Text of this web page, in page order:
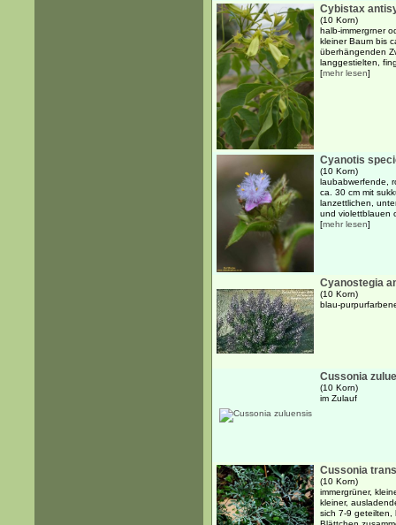
Cybistax
(10 Korn)
halb-immergrner
kleiner Baum bis
überhängenden
langgestielten,
[mehr lesen]
Cyanotis
(10 Korn)
laubabwerfende,
ca. 30 cm mit
lanzettlichen,
und violettblauen
[mehr lesen]
Cyanostegia
(10 Korn)
blau-
Cussonia
(10 Korn)
im Zulauf
Cussonia
(10 Korn)
immergrüner,
kleiner,
sich 7-9 geteilten,